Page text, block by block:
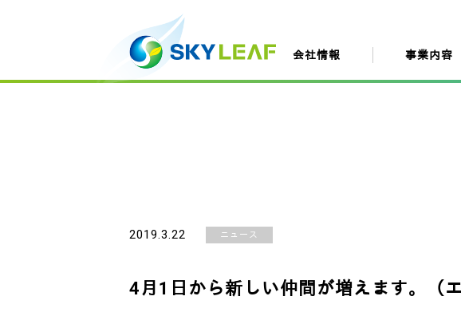
会社情報 事業内容
2019.3.22 ニュース
4月1日から新しい仲間が増えます。（